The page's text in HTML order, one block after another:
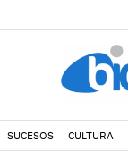
SUCESOS CULTURA